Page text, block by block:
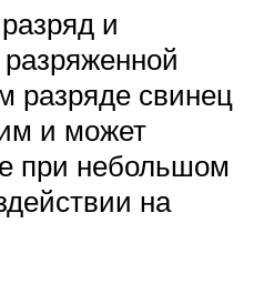
и
разряде свинец
и может
при небольшом
на